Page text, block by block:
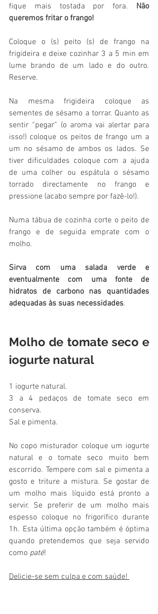
fique mais tostada por fora. Não
queremos fritar o frango!
Coloque o (s) peito (s) de frango na
frigideira e deixe cozinhar 3 a 5 min em
lume brando de um lado e do outro.
Reserve.
Na mesma frigideira coloque as
sementes de sésamo a torrar. Quanto as
sentir “pegar” (o aroma vai alertar para
isso!) coloque os peitos de frango um a
um no sésamo de ambos os lados. Se
tiver dificuldades coloque com a ajuda
de uma colher ou espátula o sésamo
torrado directamente no frango e
pressione (acabo sempre por fazê-lo!).
Numa tábua de cozinha corte o peito de
frango e de seguida emprate com o
molho.
Sirva com uma salada verde e
eventualmente com uma fonte de
hidratos de carbono nas quantidades
adequadas às suas necessidades.
Molho de tomate seco e
iogurte natural
1 iogurte natural.
3 a 4 pedaços de tomate seco em
conserva.
Sal e pimenta.
No copo misturador coloque um iogurte
natural e o tomate seco muito bem
escorrido. Tempere com sal e pimenta a
gosto e triture a mistura. Se gostar de
um molho mais líquido está pronto a
servir. Se preferir de um molho mais
espesso coloque no frigorífico durante
1h. Esta última opção também é óptima
quando pretendemos que seja servido
como paté!
Delicie-se sem culpa e com saúde!